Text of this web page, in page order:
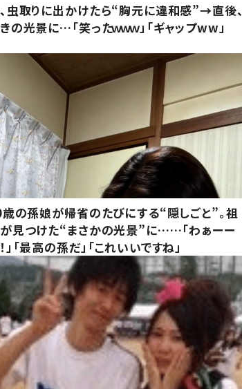
虫取りに出かけたら“胸元に違和感”→直後、
の光景に…「笑ったｗｗｗ」「ギャップww」
の孫娘が帰省のたびにする“隠しごと”。祖
見つけた“まさかの光景”に……「わぁーー
」「最高の孫だ」「これいいですね」